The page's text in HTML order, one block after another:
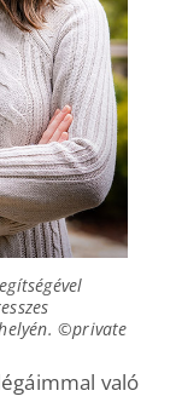
©private
való